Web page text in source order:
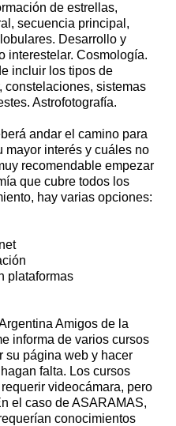
de estrellas,
secuencia principal,
Desarrollo y
interestelar. Cosmología.
incluir los tipos de
constelaciones, sistemas
Astrofotografía.
andar el camino para
mayor interés y cuáles no
recomendable empezar
que cubre todos los
hay varias opciones:
plataformas
Amigos de la
informa de varios cursos
su página web y hacer
falta. Los cursos
videocámara, pero
el caso de ASARAMAS,
conocimientos